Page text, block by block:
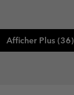
Afficher Plus (36)